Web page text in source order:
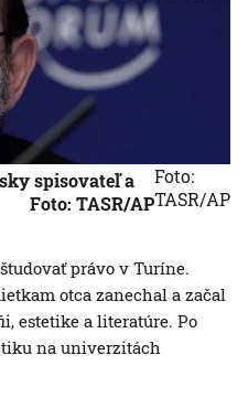
spisovateľ a
Foto: TASR/AP
Foto:
TASR/AP
právo v Turíne.
otca zanechal a začal
estetike a literatúre. Po
na univerzitách